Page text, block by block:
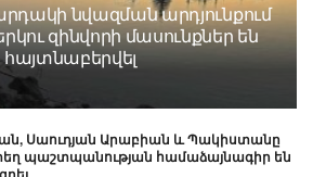
նվազման արդյունքում
զինվորի մասունքներ են
հայտնաբերվել
Սաուդյան Արաբիան և Պակիստանը
պաշտպանության համաձայնագիր են